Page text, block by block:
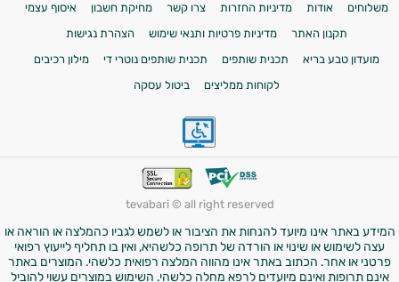
משלוחים אודות מדיניות החזרות צרו קשר מחיקת חשבון
איסוף עצמי
תקנון האתר
מדיניות פרטיות ותנאי שימוש
הצהרת נגישות
מועדון טבע בריא
תכנית שותפים תכנית שותפים נוטרי די
מילון רכיבים
לקוחות ממליצים
ביטול עסקה
tevabari © all right reserved
המידע באתר אינו מיועד להנחות את הציבור או לשמש לגביו כהמלצה או הוראה או
עצה לשימוש או שינוי או הורדה של תרופה כלשהיא, ואין בו תחליף לייעוץ רפואי
פרטני או אחר. הכתוב באתר אינו מהווה המלצה רפואית כלשהי. המוצרים באתר
אינם תרופות ואינם מיועדים לרפא מחלה כלשהי. השימוש במוצרים עשוי להוביל